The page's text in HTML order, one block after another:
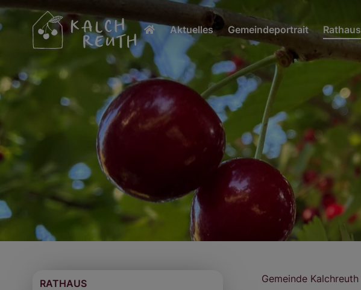
Aktuelles Gemeindeportrait Rathaus
RATHAUS Gemeinde Kalchreuth